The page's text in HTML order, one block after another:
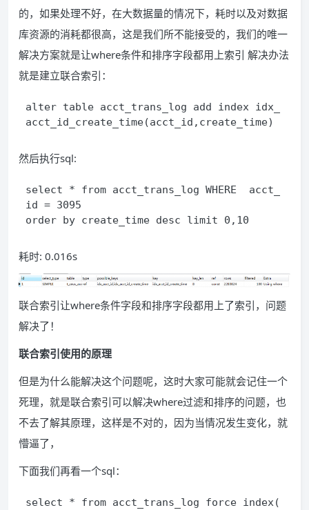
的，如果处理不好，在大数据量的情况下，耗时以及对数据
库资源的消耗都很高，这是我们所不能接受的，我们的唯一
解决方案就是让where条件和排序字段都用上索引 解决办法
就是建立联合索引：
alter table acct_trans_log add index idx_
acct_id_create_time(acct_id,create_time)
然后执行sql:
select * from acct_trans_log WHERE  acct_
id = 3095
order by create_time desc limit 0,10
耗时: 0.016s
联合索引让where条件字段和排序字段都用上了索引，问题
解决了！
联合索引使用的原理
但是为什么能解决这个问题呢，这时大家可能就会记住一个
死理，就是联合索引可以解决where过滤和排序的问题，也
不去了解其原理，这样是不对的，因为当情况发生变化，就
懵逼了，
下面我们再看一个sql：
select * from acct_trans_log force index(